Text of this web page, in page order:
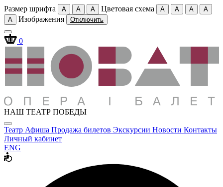
Размер шрифта A A A Цветовая схема A A A
A
A
Изображения Отключить
0
НАШ ТЕАТР ПОБЕДЫ
Театр Афиша Продажа билетов Экскурсии Новости Контакты
Личный кабинет
ENG